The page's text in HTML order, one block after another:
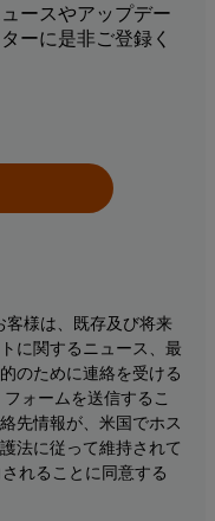
ースやアップデー
ーに是非ご登録く
様は、既存及び将来
に関するニュース、最
のために連絡を受ける
ォームを送信するこ
先情報が、米国でホス
法に従って維持されて
れることに同意する